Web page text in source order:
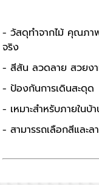
- วัสดุทำจากไม้ คุณภา
จริง
- สีสัน ลวดลาย สวยง
- ป้องกันการเดินสะดุด
- เหมาะสำหรับภายในบ้
- สามารรถเลือกสีและ